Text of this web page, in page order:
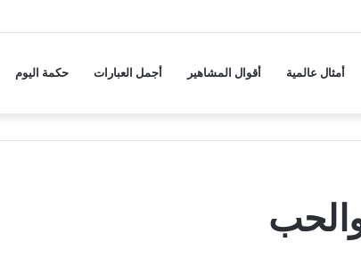
أمثال عالمية أقوال المشاهير أجمل العبارات حكمة اليوم